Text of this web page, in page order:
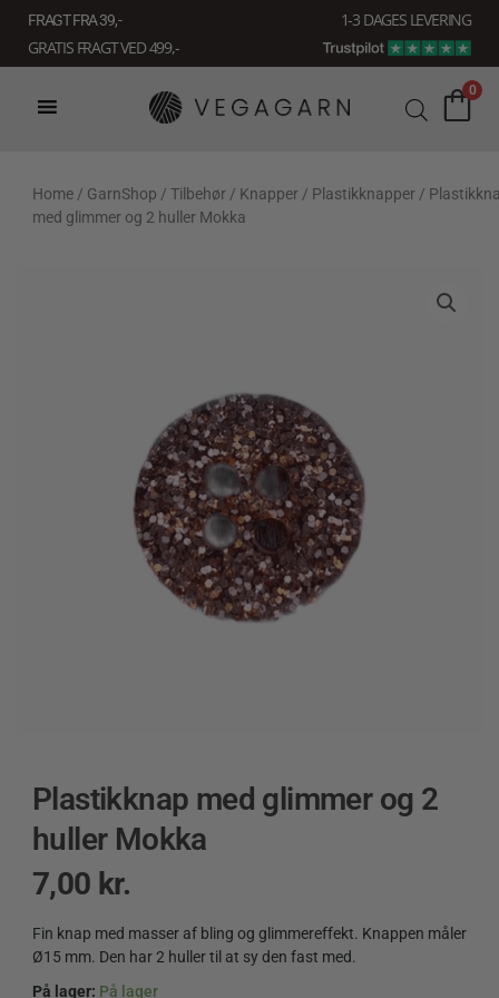
indholdet
FRAGT FRA 39, -
1-3 DAGES LEVERING
GRATIS FRAGT VED 499,-
0
Home / GarnShop / Tilbehør / Knapper / Plastikknapper /
med glimmer og 2 huller Mokka
Plastikknap med glimmer og 2
huller Mokka
7,00 kr.
Fin knap med masser af bling og glimmereffekt. Knappen måler
Ø15 mm. Den har 2 huller til at sy den fast med.
På lager: På lager